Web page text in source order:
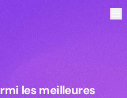
les meilleures
les meilleures